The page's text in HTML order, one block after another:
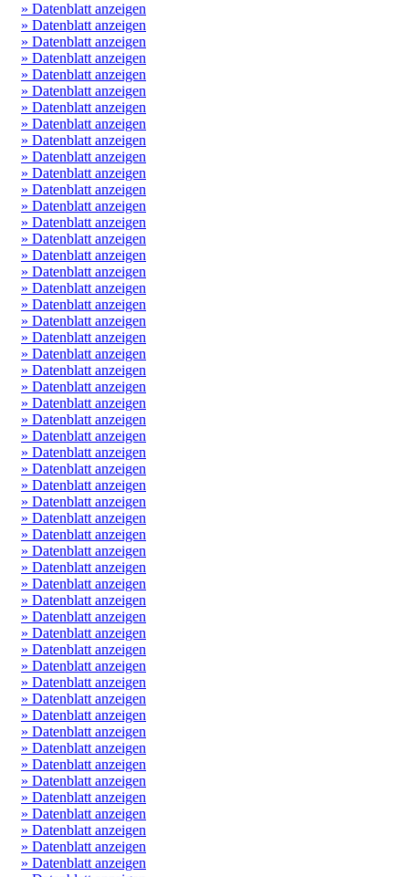
» Datenblatt anzeigen
» Datenblatt anzeigen
» Datenblatt anzeigen
» Datenblatt anzeigen
» Datenblatt anzeigen
» Datenblatt anzeigen
» Datenblatt anzeigen
» Datenblatt anzeigen
» Datenblatt anzeigen
» Datenblatt anzeigen
» Datenblatt anzeigen
» Datenblatt anzeigen
» Datenblatt anzeigen
» Datenblatt anzeigen
» Datenblatt anzeigen
» Datenblatt anzeigen
» Datenblatt anzeigen
» Datenblatt anzeigen
» Datenblatt anzeigen
» Datenblatt anzeigen
» Datenblatt anzeigen
» Datenblatt anzeigen
» Datenblatt anzeigen
» Datenblatt anzeigen
» Datenblatt anzeigen
» Datenblatt anzeigen
» Datenblatt anzeigen
» Datenblatt anzeigen
» Datenblatt anzeigen
» Datenblatt anzeigen
» Datenblatt anzeigen
» Datenblatt anzeigen
» Datenblatt anzeigen
» Datenblatt anzeigen
» Datenblatt anzeigen
» Datenblatt anzeigen
» Datenblatt anzeigen
» Datenblatt anzeigen
» Datenblatt anzeigen
» Datenblatt anzeigen
» Datenblatt anzeigen
» Datenblatt anzeigen
» Datenblatt anzeigen
» Datenblatt anzeigen
» Datenblatt anzeigen
» Datenblatt anzeigen
» Datenblatt anzeigen
» Datenblatt anzeigen
» Datenblatt anzeigen
» Datenblatt anzeigen
» Datenblatt anzeigen
» Datenblatt anzeigen
» Datenblatt anzeigen